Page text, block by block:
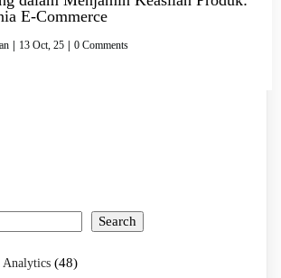
E-Commerce
| 13 Oct, 25 | 0 Comments
Search
Analytics (48)